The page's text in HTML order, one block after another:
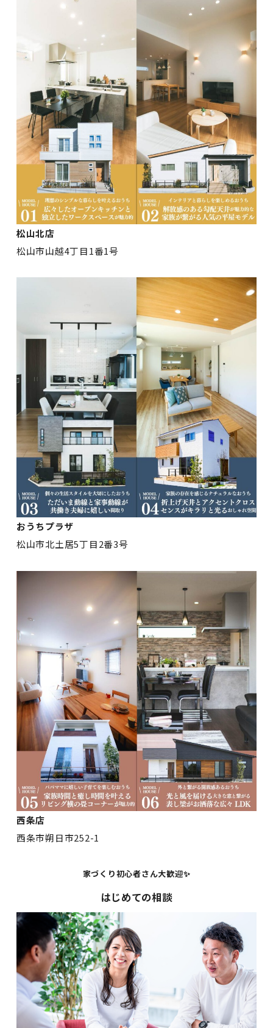
松山北店
松山市山越4丁目1番1号
おうちプラザ
松山市北土居5丁目2番3号
西条店
西条市朔日市252-1
家づくり初心者さん大歓迎✨
はじめての相談